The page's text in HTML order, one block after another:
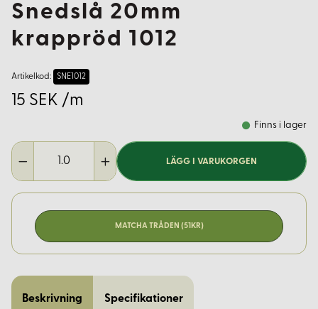
Snedslå 20mm
krappröd 1012
Artikelkod: SNE1012
15 SEK /m
Finns i lager
LÄGG I VARUKORGEN
MATCHA TRÅDEN (51KR)
Beskrivning Specifikationer